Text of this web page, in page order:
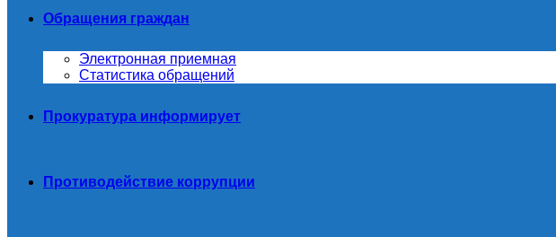
Обращения граждан
Электронная приемная
Статистика обращений
Прокуратура информирует
Противодействие коррупции